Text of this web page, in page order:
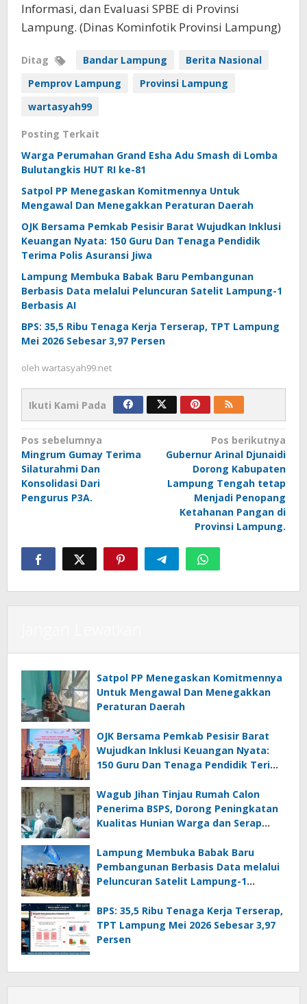
Informasi, dan Evaluasi SPBE di Provinsi
Lampung. (Dinas Kominfotik Provinsi Lampung)
Ditag Bandar Lampung
Berita Nasional
Pemprov Lampung
Provinsi Lampung
wartasyah99
Posting Terkait
Warga Perumahan Grand Esha Adu Smash di Lomba
Bulutangkis HUT RI ke-81
Satpol PP Menegaskan Komitmennya Untuk
Mengawal Dan Menegakkan Peraturan Daerah
OJK Bersama Pemkab Pesisir Barat Wujudkan Inklusi
Keuangan Nyata: 150 Guru Dan Tenaga Pendidik
Terima Polis Asuransi Jiwa
Lampung Membuka Babak Baru Pembangunan
Berbasis Data melalui Peluncuran Satelit Lampung-1
Berbasis AI
BPS: 35,5 Ribu Tenaga Kerja Terserap, TPT Lampung
Mei 2026 Sebesar 3,97 Persen
oleh wartasyah99.net
Ikuti Kami Pada
Navigasi
pos
Pos sebelumnya
Mingrum Gumay Terima
Silaturahmi Dan
Konsolidasi Dari
Pengurus P3A.
Pos berikutnya
Gubernur Arinal Djunaidi
Dorong Kabupaten
Lampung Tengah tetap
Menjadi Penopang
Ketahanan Pangan di
Provinsi Lampung.
Satpol PP Menegaskan Komitmennya
Untuk Mengawal Dan Menegakkan
Peraturan Daerah
OJK Bersama Pemkab Pesisir Barat
Wujudkan Inklusi Keuangan Nyata:
150 Guru Dan Tenaga Pendidik Terima
Wagub Jihan Tinjau Rumah Calon
Penerima BSPS, Dorong Peningkatan
Kualitas Hunian Warga dan Serap
Lampung Membuka Babak Baru
Pembangunan Berbasis Data melalui
Peluncuran Satelit Lampung-1
BPS: 35,5 Ribu Tenaga Kerja Terserap,
TPT Lampung Mei 2026 Sebesar 3,97
Persen